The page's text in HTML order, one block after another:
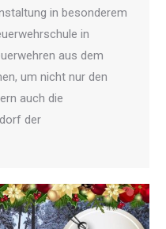
in besonderem
in
aus dem
um nicht nur den
auch die
der